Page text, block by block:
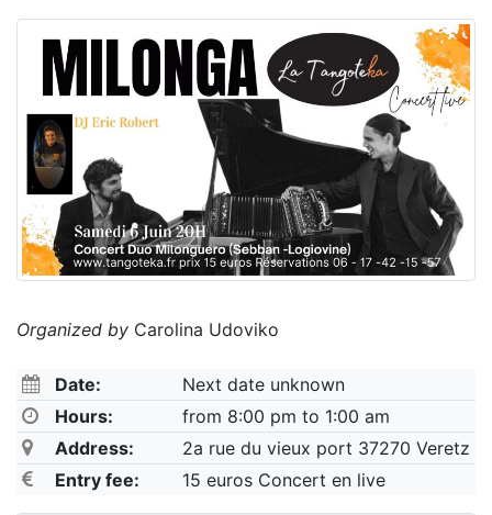
Organized by Carolina Udoviko
Date:
Next date unknown
Hours:
from 8:00 pm to 1:00 am
Address:
2a rue du vieux port 37270 Veretz
Entry fee:
15 euros Concert en live